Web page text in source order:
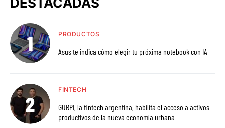
PRODUCTOS
Asus te indica cómo elegir tu próxima notebook con IA
FINTECH
GURPI, la fintech argentina, habilita el acceso a activos
productivos de la nueva economía urbana